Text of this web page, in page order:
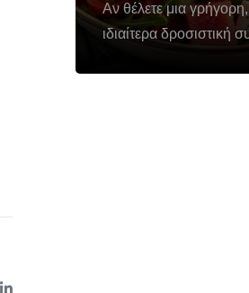
Αν θέλετε μια γρήγορη,
ιδιαίτερα δροσιστική